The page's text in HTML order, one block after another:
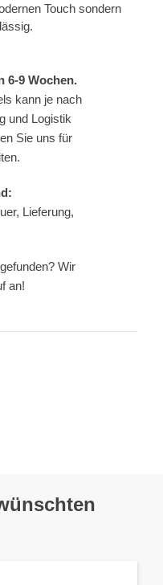
Touch sondern
6-9 Wochen.
kann je nach
und Logistik
Sie uns für
Lieferung,
Wir
an!